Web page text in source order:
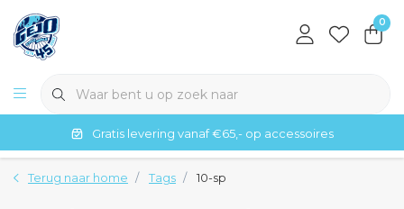
0
Gratis levering vanaf €65,- op accessoires
Terug naar home Tags 10-sp